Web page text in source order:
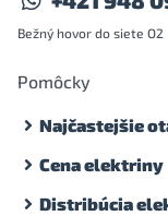
Bežný hovor do siete O2
Pomôcky
Najčastejšie
Cena elektriny
Distribúcia